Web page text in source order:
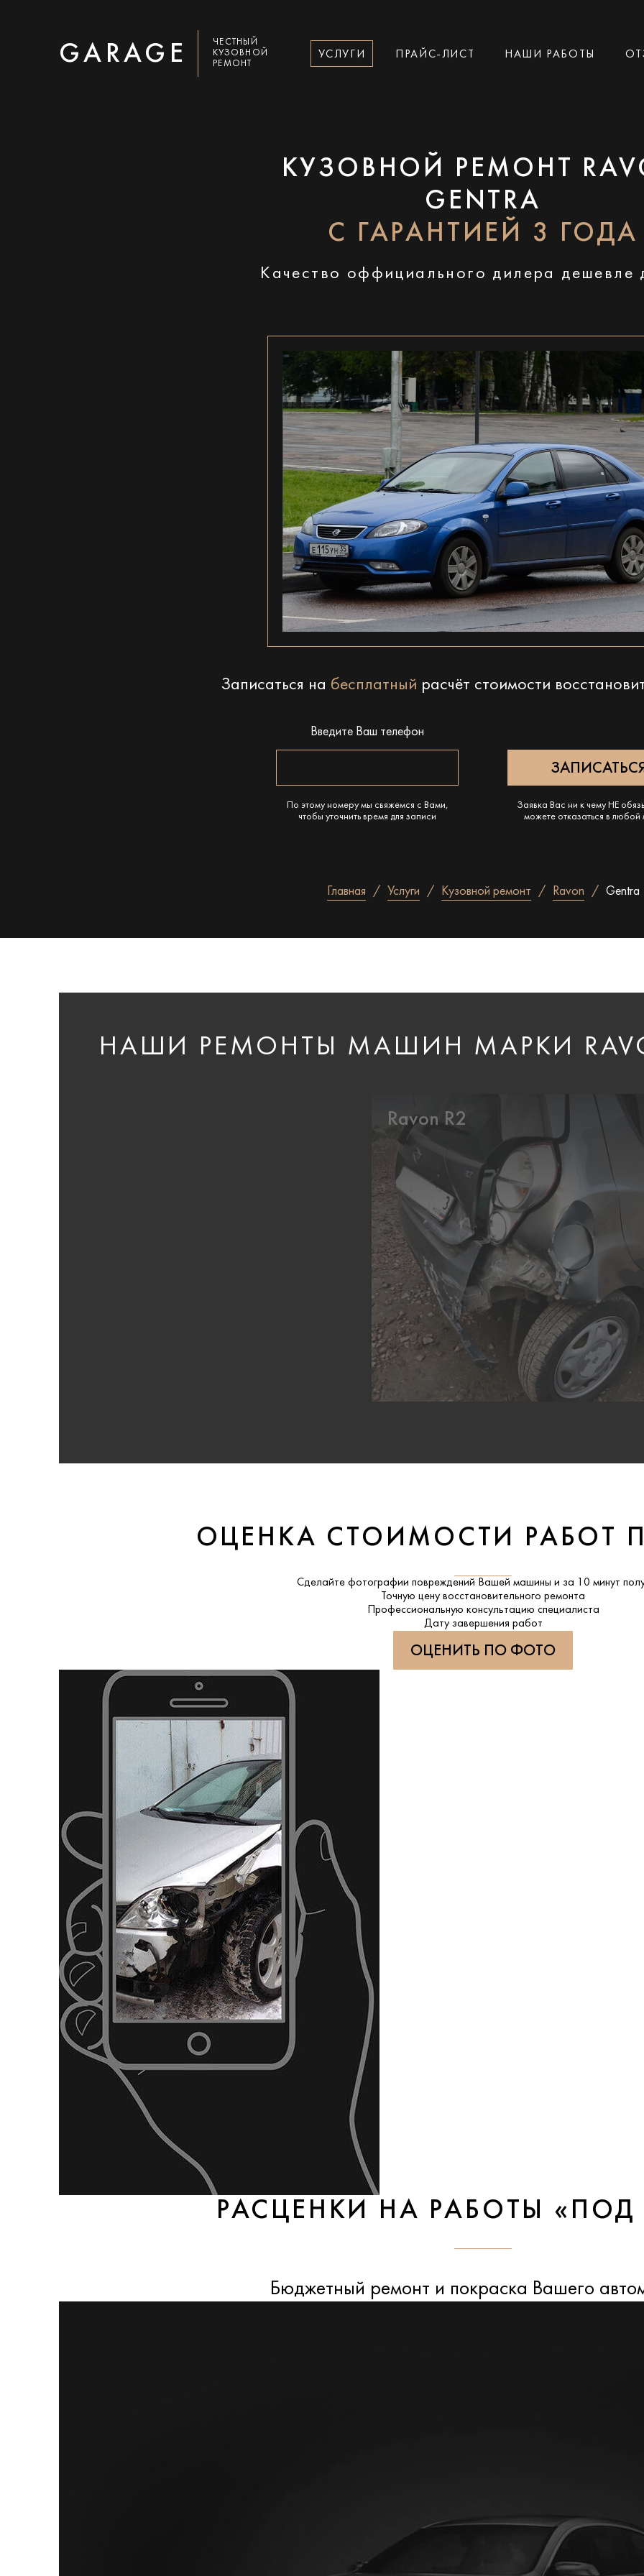
GARAGE
ЧЕСТНЫЙ
КУЗОВНОЙ
РЕМОНТ
УСЛУГИ ПРАЙС-ЛИСТ НАШИ РАБОТЫ
КУЗОВНОЙ РЕМОНТ
GENTRA
С ГАРАНТИЕЙ 3 ГОДА
Качество оффициального дилера дешевле
Записаться на бесплатный расчёт стоимости
Введите Ваш телефон
По этому номеру мы свяжемся с Вами,
чтобы уточнить время для записи
Заявка Вас ни к чему НЕ
можете отказаться в любой
Главная Услуги Кузовной ремонт Ravon Gentra
НАШИ РЕМОНТЫ МАШИН МАРКИ
Ravon R2
ОЦЕНКА СТОИМОСТИ РАБОТ
Сделайте фотографии повреждений Вашей машины и за 10 минут
Точную цену восстановительного ремонта
Профессиональную консультацию специалиста
Дату завершения работ
ОЦЕНИТЬ ПО ФОТО
РАСЦЕНКИ НА РАБОТЫ
Бюджетный ремонт и покраска Вашего